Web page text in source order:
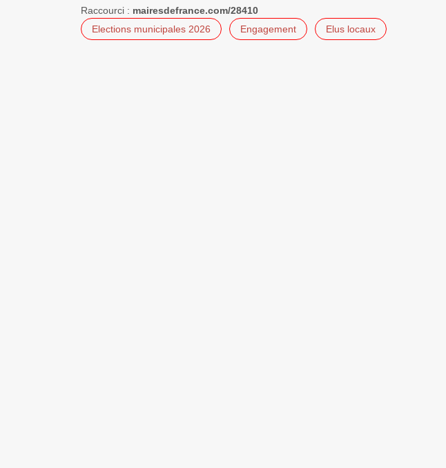
Raccourci : mairesdefrance.com/28410
Elections municipales 2026
Engagement Elus locaux